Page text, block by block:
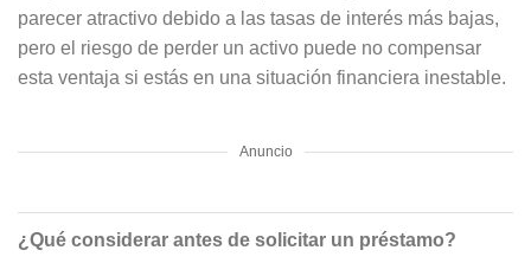
parecer atractivo debido a las tasas de interés más bajas,
pero el riesgo de perder un activo puede no compensar
esta ventaja si estás en una situación financiera inestable.
Anuncio
¿Qué considerar antes de solicitar un préstamo?